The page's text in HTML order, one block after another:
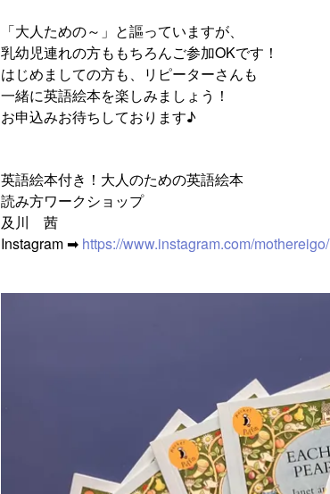
「大人ための～」と謳っていますが、
乳幼児連れの方ももちろんご参加OKです！
はじめましての方も、リピーターさんも
一緒に英語絵本を楽しみましょう！
お申込みお待ちしております♪
英語絵本付き！大人のための英語絵本
読み方ワークショップ
及川 茜
Instagram ➡ https://www.instagram.com/mothereigo/